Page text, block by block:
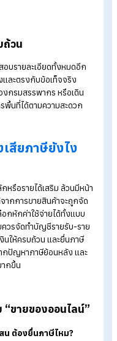
(ภ.ง.ด.90 และ ภ.ง.ด.94)
งินได้บุคคลธรรมดาสำหรับก
มูลค่าเพิ่ม (ภ.พ.01) ภายใน
าท
างสม่ำเสมอ
นระบบจะช่วยให้คำนวณภาษี
ช่วงยื่นภาษี ควรแยกบันทึกรา
ช่น ใบเสร็จรับเงิน ใบกำกับภ
ของธุรกิจ